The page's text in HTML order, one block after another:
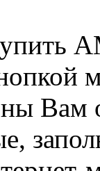
Вам